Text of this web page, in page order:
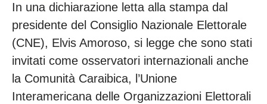
In una dichiarazione letta alla stampa dal
presidente del Consiglio Nazionale Elettorale
(CNE), Elvis Amoroso, si legge che sono stati
invitati come osservatori internazionali anche
la Comunità Caraibica, l’Unione
Interamericana delle Organizzazioni Elettorali